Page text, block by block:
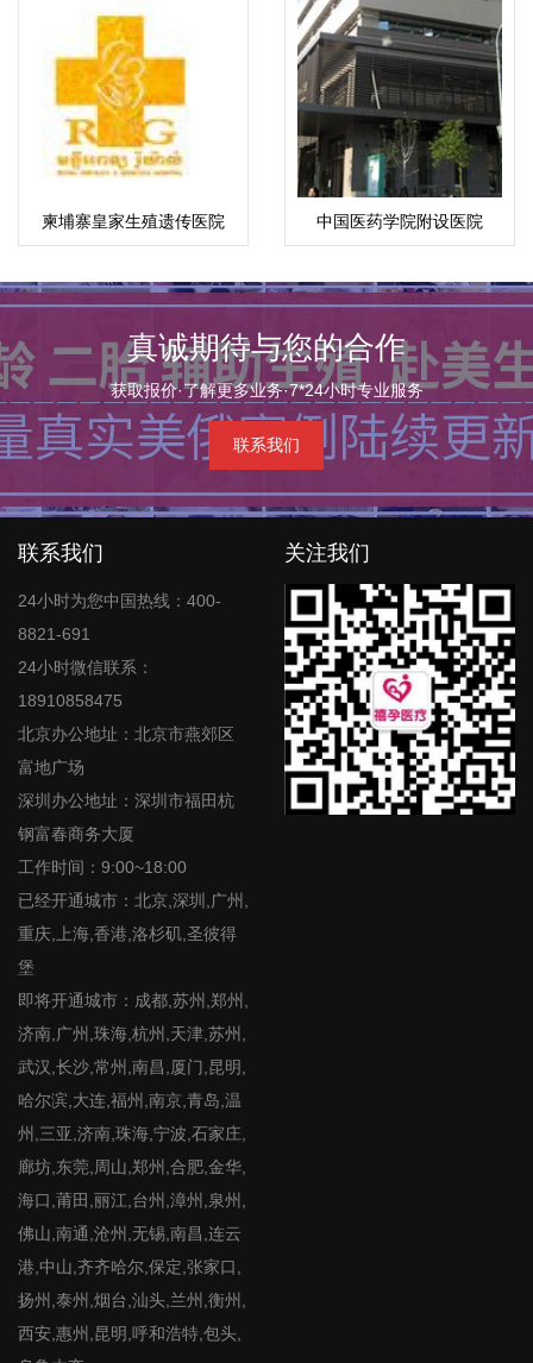
柬埔寨皇家生殖遗传医院 中国医药学院附设医院
真诚期待与您的合作
获取报价·了解更多业务·7*24小时专业服务
联系我们
联系我们
24小时为您中国热线：400-
8821-691
24小时微信联系：
18910858475
北京办公地址：北京市燕郊区
富地广场
深圳办公地址：深圳市福田杭
钢富春商务大厦
工作时间：9:00~18:00
已经开通城市：北京,深圳,广州,
重庆,上海,香港,洛杉矶,圣彼得
堡
即将开通城市：成都,苏州,郑州,
济南,广州,珠海,杭州,天津,苏州,
武汉,长沙,常州,南昌,厦门,昆明,
哈尔滨,大连,福州,南京,青岛,温
州,三亚,济南,珠海,宁波,石家庄,
廊坊,东莞,周山,郑州,合肥,金华,
海口,莆田,丽江,台州,漳州,泉州,
佛山,南通,沧州,无锡,南昌,连云
港,中山,齐齐哈尔,保定,张家口,
扬州,泰州,烟台,汕头,兰州,衡州,
西安,惠州,昆明,呼和浩特,包头,
关注我们